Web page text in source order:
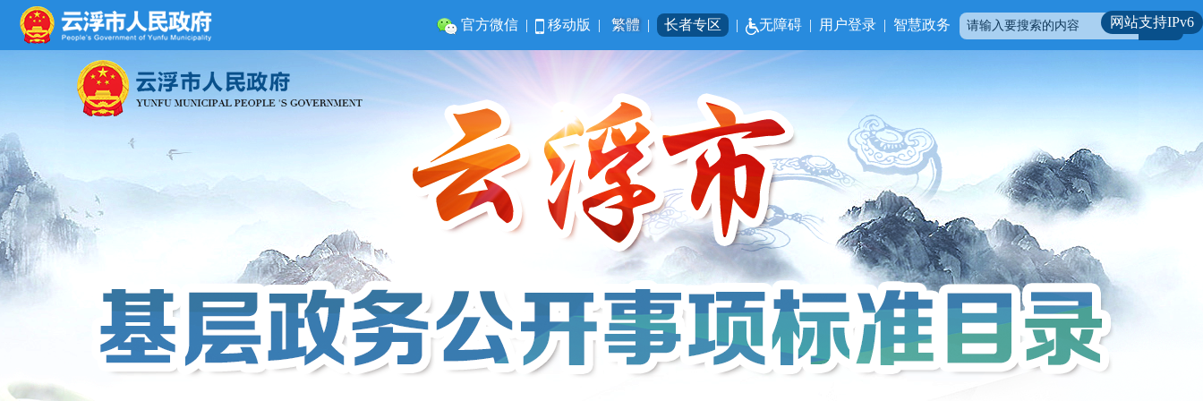
官方微信 | 移动版 | 繁體 | 长者专区 | 无障碍 | 用户登录 | 智慧政务 搜索
网站支持IPv6